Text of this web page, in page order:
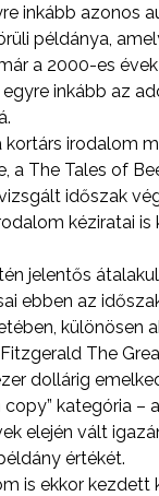
inkább azonos
példánya,
a 2000-es
inkább az
irodalom
a The Tales of
vizsgált időszak
kéziratai
jelentős
ebben az
különösen
The
dollárig
kategória
elején vált
értékét.
is ekkor